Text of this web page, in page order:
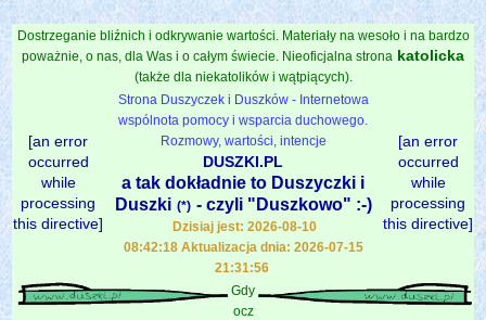
Dostrzeganie bliźnich i odkrywanie wartości. Materiały na wesoło i na bardzo
poważnie, o nas, dla Was i o całym świecie. Nieoficjalna strona katolicka
(także dla niekatolików i wątpiących).
[an error
occurred
while
processing
this directive]
Strona Duszyczek i Duszków - Internetowa
wspólnota pomocy i wsparcia duchowego.
Rozmowy, wartości, intencje
DUSZKI.PL
a tak dokładnie to Duszyczki i
Duszki (*) - czyli "Duszkowo" :-)
Dzisiaj jest: 2026-08-10
08:42:18 Aktualizacja dnia: 2026-07-15
21:31:56
[an error
occurred
while
processing
this directive]
Gdy
ocz